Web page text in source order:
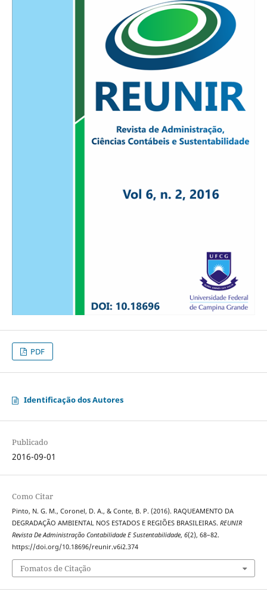
PDF
Identificação dos Autores
Publicado
2016-09-01
Como Citar
Pinto, N. G. M., Coronel, D. A., & Conte, B. P. (2016). RAQUEAMENTO DA
DEGRADAÇÃO AMBIENTAL NOS ESTADOS E REGIÕES BRASILEIRAS. REUNIR
Revista De Administração Contabilidade E Sustentabilidade, 6(2), 68–82.
https://doi.org/10.18696/reunir.v6i2.374
Fomatos de Citação